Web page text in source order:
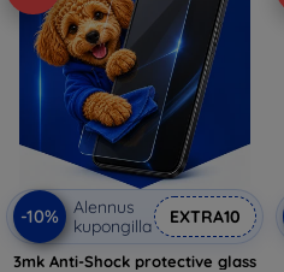
-10%
Alennus
kupongilla
EXTRA10
3mk Anti-Shock protective glass